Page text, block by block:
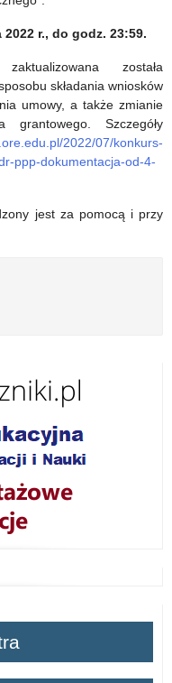
r., do godz. 23:59.
została
składania wniosków
umowy, a także zmianie
grantowego. Szczegóły
2022/07/konkurs-
ppp-dokumentacja-od-4-
jest za pomocą i przy